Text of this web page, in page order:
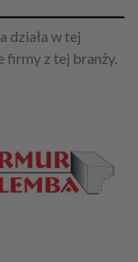
działa w tej
firmy z tej branży.